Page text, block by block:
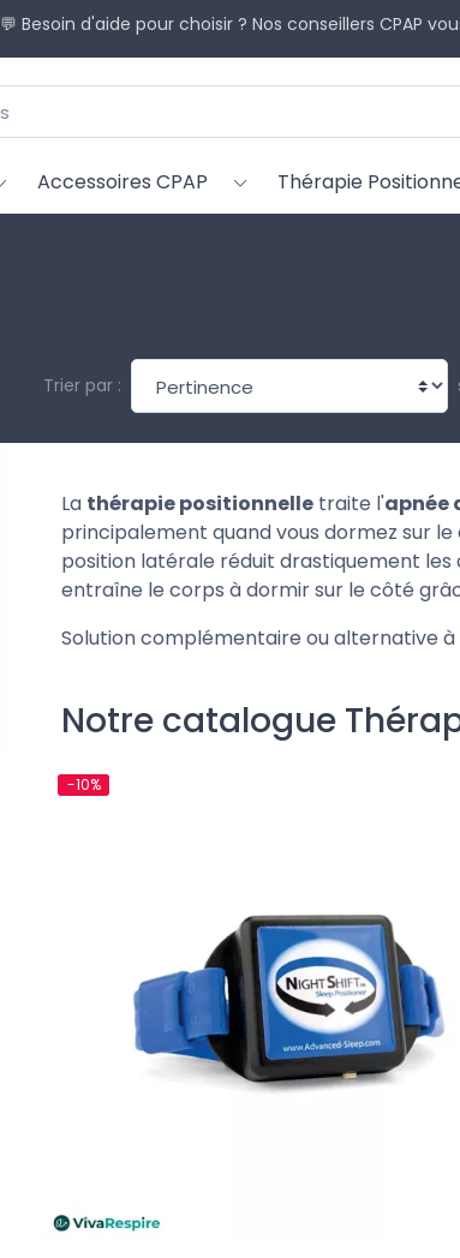
💬 Besoin d'aide pour choisir ? Nos conseillers CPAP
Accessoires CPAP Thérapie
Trier par :
La thérapie positionnelle traite l'apnée
principalement quand vous dormez sur le
position latérale réduit drastiquement les
entraîne le corps à dormir sur le côté
Solution complémentaire ou alternative à
Notre catalogue
-10%